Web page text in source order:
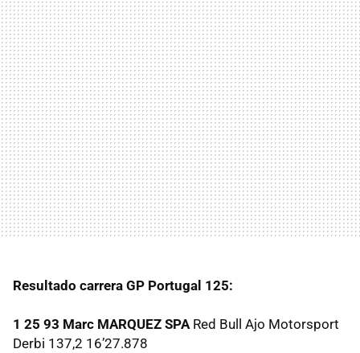
Resultado carrera GP Portugal 125:
1 25 93 Marc MARQUEZ SPA Red Bull Ajo Motorsport
Derbi 137,2 16’27.878